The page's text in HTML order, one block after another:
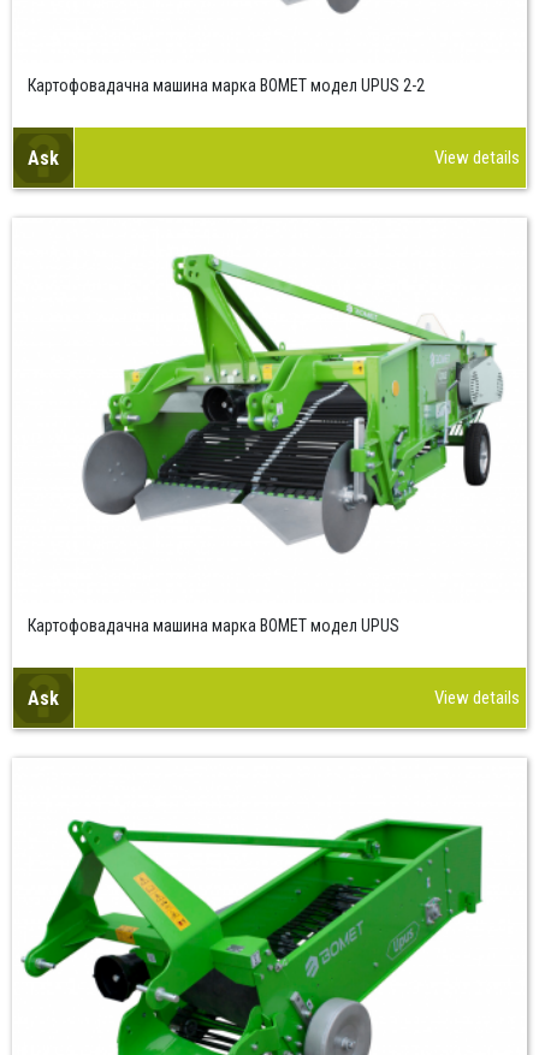
Картофовадачна машина марка BOMET модел UPUS 2-2
Ask View details
Картофовадачна машина марка BOMET модел UPUS
Ask View details